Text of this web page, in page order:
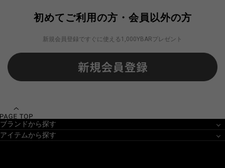
初めてご利用の方・会員以外の方
新規会員登録ですぐに使える1,000YBARプレゼント
ブランドから探す
アイテムから探す